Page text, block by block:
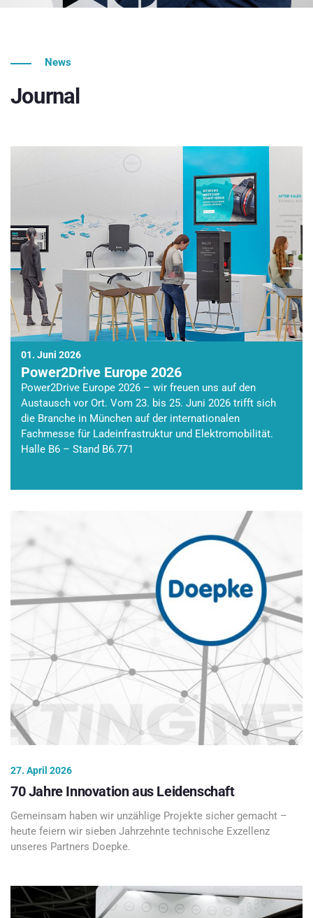
News
Journal
01. Juni 2026
Power2Drive Europe 2026
Power2Drive Europe 2026 – wir freuen uns auf den
Austausch vor Ort. Vom 23. bis 25. Juni 2026 trifft sich
die Branche in München auf der internationalen
Fachmesse für Ladeinfrastruktur und Elektromobilität.
Halle B6 – Stand B6.771
27. April 2026
70 Jahre Innovation aus Leidenschaft
Gemeinsam haben wir unzählige Projekte sicher gemacht –
heute feiern wir sieben Jahrzehnte technische Exzellenz
unseres Partners Doepke.